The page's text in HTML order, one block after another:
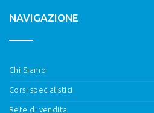
NAVIGAZIONE
Chi Siamo
Corsi specialistici
Rete di vendita